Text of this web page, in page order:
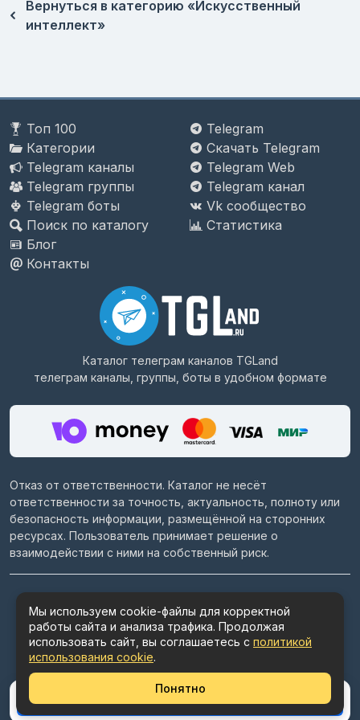
Вернуться в категорию «Искусственный
интеллект»
Поделиться
Топ 100
Категории
Telegram каналы
Telegram группы
Telegram боты
Поиск по каталогу
Блог
Контакты
Telegram
Скачать Telegram
Telegram Web
Telegram канал
Vk сообщество
Статистика
Каталог телеграм каналов TGLand
телеграм каналы, группы, боты в удобном формате
Отказ от ответственности. Каталог не несёт
ответственности за точность, актуальность, полноту или
безопасность информации, размещённой на сторонних
ресурсах. Пользователь принимает решение о
взаимодействии с ними на собственный риск.
Пользовательское соглашение
Политика конфиденциальности
Политика использования cookie
Мы используем cookie-файлы для корректной
работы сайта и анализа трафика. Продолжая
использовать сайт, вы соглашаетесь с политикой
использования cookie.
Понятно